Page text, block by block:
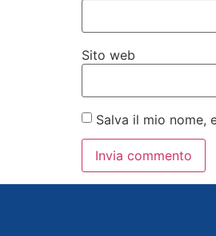
Sito web
Salva il mio nome,